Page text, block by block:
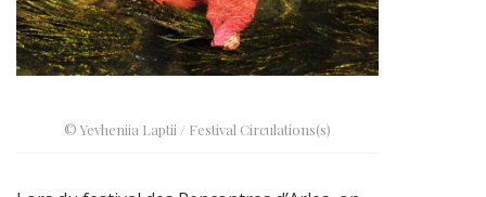
© Yevheniia Laptii / Festival Circulations(s)